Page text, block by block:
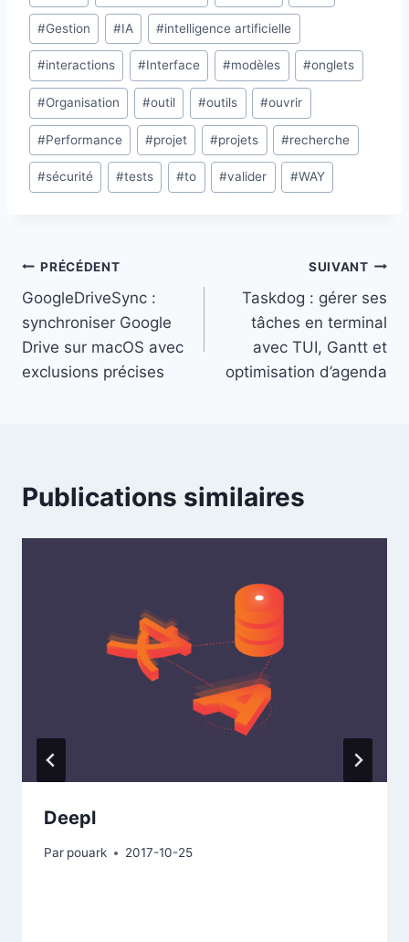
#Gestion #IA #intelligence artificielle
#interactions # Interface #modèles #onglets
#Organisation #outil #outils #ouvrir
#Performance #projet #projets #recherche
#sécurité #tests #to #valider #WAY
Navigation
de
l’article
PRÉCÉDENT
GoogleDriveSync :
synchroniser Google
Drive sur macOS avec
exclusions précises
SUIVANT
Taskdog : gérer ses
tâches en terminal
avec TUI, Gantt et
optimisation d’agenda
Publications similaires
Deepl
Par pouark 2017-10-25